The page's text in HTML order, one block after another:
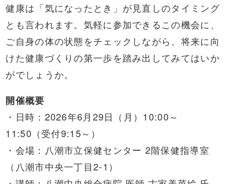
健康は「気になったとき」が見直しのタイミング
とも言われます。気軽に参加できるこの機会に、
ご自身の体の状態をチェックしながら、将来に向
けた健康づくりの第一歩を踏み出してみてはいか
がでしょうか。
開催概要
・日時：2026年6月29日（月）10:00～
11:50（受付9:15～）
・会場：八潮市立保健センター 2階保健指導室
（八潮市中央一丁目2-1）